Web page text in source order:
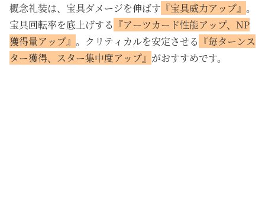
概念礼装は、宝具ダメージを伸ばす 『宝具威力アップ』 。
宝具回転率を底上げする 『アーツカード性能アップ、NP
獲得量アップ』 。クリティカルを安定させる 『毎ターンス
ター獲得、スター集中度アップ』 がおすすめです。